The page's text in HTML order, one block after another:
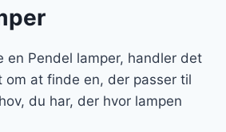
en Pendel lamper, handler det
om at finde en, der passer til
du har, der hvor lampen